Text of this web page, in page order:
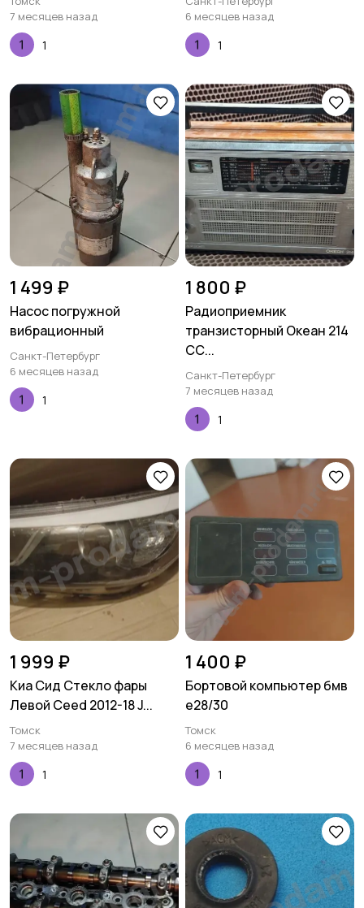
7 месяцев назад
1
6 месяцев назад
1
1 499 ₽
Насос погружной
вибрационный
Санкт-Петербург
6 месяцев назад
1
1 800 ₽
Радиоприемник
транзисторный Океан 214
СС...
Санкт-Петербург
7 месяцев назад
1
1 999 ₽
Киа Сид Стекло фары
Левой Ceed 2012-18 J...
Томск
7 месяцев назад
1
1 400 ₽
Бортовой компьютер бмв
е28/30
Томск
6 месяцев назад
1